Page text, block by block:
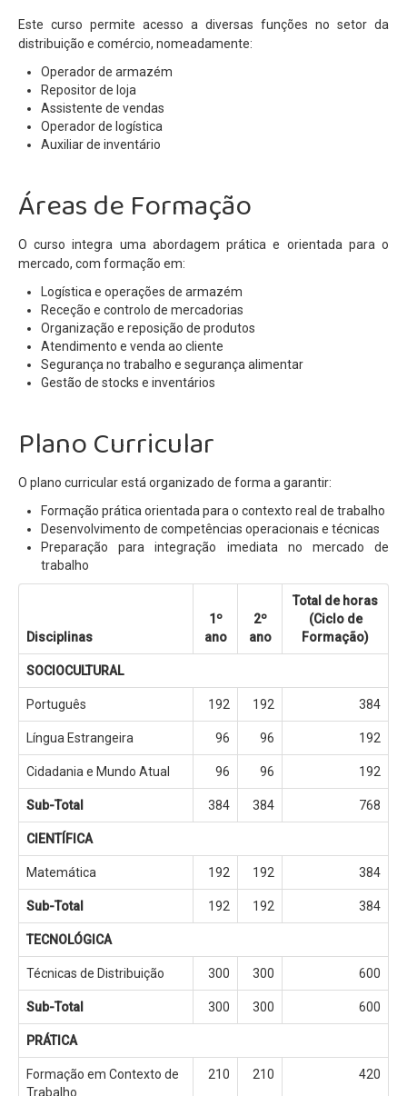
Este curso permite acesso a diversas funções no setor da
distribuição e comércio, nomeadamente:
Operador de armazém
Repositor de loja
Assistente de vendas
Operador de logística
Auxiliar de inventário
Áreas de Formação
O curso integra uma abordagem prática e orientada para o
mercado, com formação em:
Logística e operações de armazém
Receção e controlo de mercadorias
Organização e reposição de produtos
Atendimento e venda ao cliente
Segurança no trabalho e segurança alimentar
Gestão de stocks e inventários
Plano Curricular
O plano curricular está organizado de forma a garantir:
Formação prática orientada para o contexto real de trabalho
Desenvolvimento de competências operacionais e técnicas
Preparação para integração imediata no mercado de
trabalho
Disciplinas
1º
ano
2º
ano
Total de horas
(Ciclo de
Formação)
SOCIOCULTURAL
Português 192 192 384
Língua Estrangeira 96 96 192
Cidadania e Mundo Atual 96 96 192
Sub-Total 384 384 768
CIENTÍFICA
Matemática 192 192 384
Sub-Total 192 192 384
TECNOLÓGICA
Técnicas de Distribuição 300 300 600
Sub-Total 300 300 600
PRÁTICA
Formação em Contexto de
Trabalho
210 210 420